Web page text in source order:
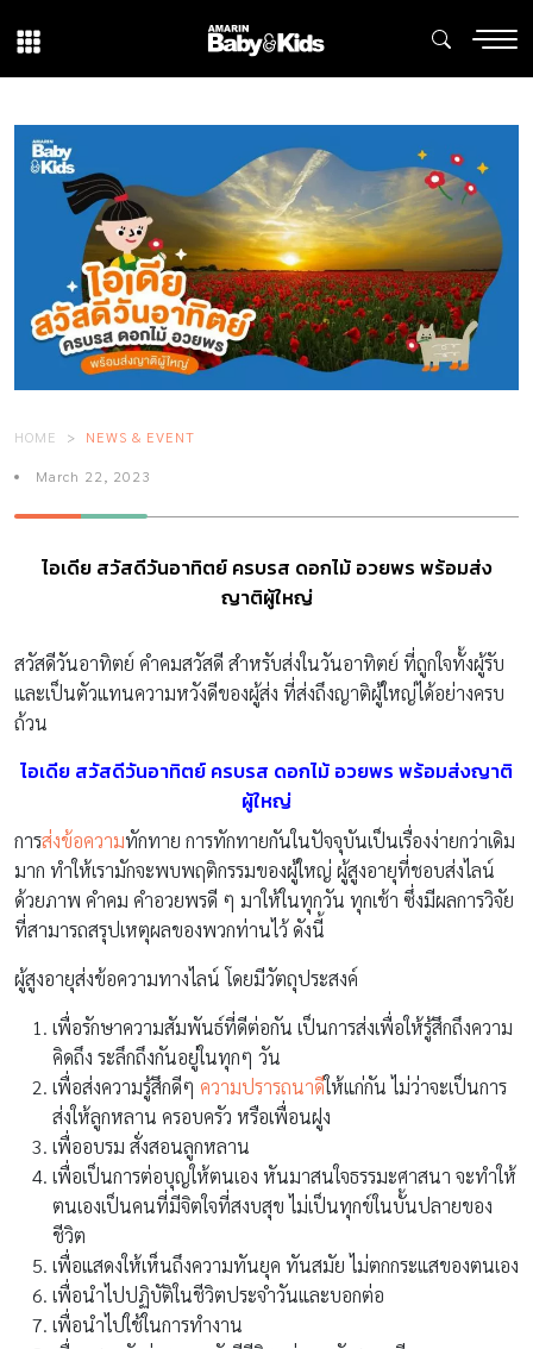
HOME NEWS & EVENT
March 22, 2023
ไอเดีย สวัสดีวันอาทิตย์ ครบรส ดอกไม้ อวยพร พร้อมส่ง
ญาติผู้ใหญ่
สวัสดีวันอาทิตย์ คำคมสวัสดี สำหรับส่งในวันอาทิตย์ ที่ถูกใจทั้งผู้รับ
และเป็นตัวแทนความหวังดีของผู้ส่ง ที่ส่งถึงญาติผู้ใหญ่ได้อย่างครบ
ถ้วน
ไอเดีย สวัสดีวันอาทิตย์ ครบรส ดอกไม้ อวยพร พร้อมส่งญาติ
ผู้ใหญ่
การส่งข้อความทักทาย การทักทายกันในปัจจุบันเป็นเรื่องง่ายกว่าเดิม
มาก ทำให้เรามักจะพบพฤติกรรมของผู้ใหญ่ ผู้สูงอายุที่ชอบส่งไลน์
ด้วยภาพ คำคม คำอวยพรดี ๆ มาให้ในทุกวัน ทุกเช้า ซึ่งมีผลการวิจัย
ที่สามารถสรุปเหตุผลของพวกท่านไว้ ดังนี้
ผู้สูงอายุส่งข้อความทางไลน์ โดยมีวัตถุประสงค์
เพื่อรักษาความสัมพันธ์ที่ดีต่อกัน เป็นการส่งเพื่อให้รู้สึกถึงความ
คิดถึง ระลึกถึงกันอยู่ในทุกๆ วัน
เพื่อส่งความรู้สึกดีๆ ความปรารถนาดีให้แก่กัน ไม่ว่าจะเป็นการ
ส่งให้ลูกหลาน ครอบครัว หรือเพื่อนฝูง
เพื่ออบรม สั่งสอนลูกหลาน
เพื่อเป็นการต่อบุญให้ตนเอง หันมาสนใจธรรมะศาสนา จะทำให้
ตนเองเป็นคนที่มีจิตใจที่สงบสุข ไม่เป็นทุกข์ในบั้นปลายของ
ชีวิต
เพื่อแสดงให้เห็นถึงความทันยุค ทันสมัย ไม่ตกกระแสของตนเอง
เพื่อนำไปปฏิบัติในชีวิตประจำวันและบอกต่อ
เพื่อนำไปใช้ในการทำงาน